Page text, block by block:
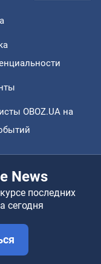
OBOZ.UA на
News
последних
сегодня